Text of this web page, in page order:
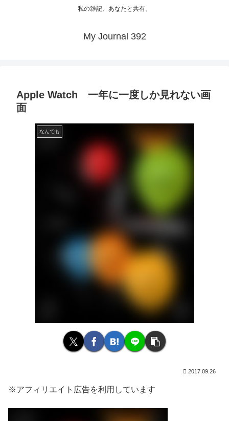
私の雑記、あなたと共有。
My Journal 392
Apple Watch 一年に一度しか見れない画
面
なんでも
2017.09.26
※アフィリエイト広告を利用しています